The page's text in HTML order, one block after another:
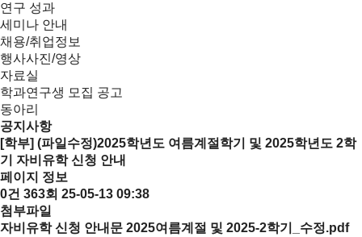
연구 성과
세미나 안내
채용/취업정보
행사사진/영상
자료실
학과연구생 모집 공고
동아리
공지사항
[학부] (파일수정)2025학년도 여름계절학기 및 2025학년도 2학
기 자비유학 신청 안내
페이지 정보
0건 363회 25-05-13 09:38
첨부파일
자비유학 신청 안내문 2025여름계절 및 2025-2학기_수정.pdf